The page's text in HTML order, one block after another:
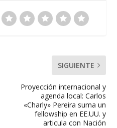
ar
ti
SIGUIENTE
Proyección internacional y
agenda local: Carlos
«Charly» Pereira suma un
fellowship en EE.UU. y
articula con Nación